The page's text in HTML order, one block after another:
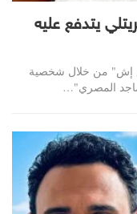
يتدفع عليه
إش" من خلال شخصية
المصري"…